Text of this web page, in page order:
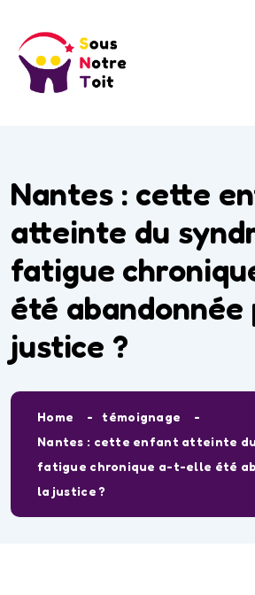
Nantes : cette
atteinte du
fatigue
été abandonnée
justice ?
Home
témoignage
Nantes : cette enfant atteinte du
fatigue chronique a-t-elle été
la justice ?